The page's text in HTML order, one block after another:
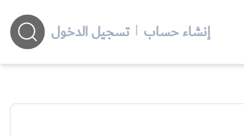
إنشاء حساب | تسجيل الدخول